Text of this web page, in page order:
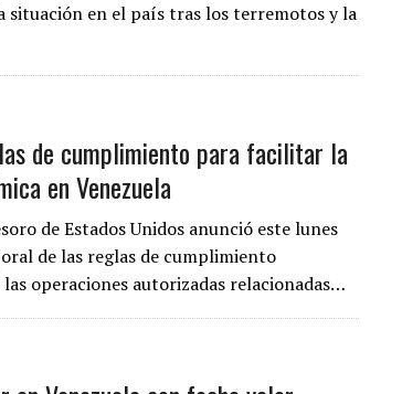
situación en el país tras los terremotos y la
de cumplimiento para facilitar la
en Venezuela
de Estados Unidos anunció este lunes
de las reglas de cumplimiento
operaciones autorizadas relacionadas…